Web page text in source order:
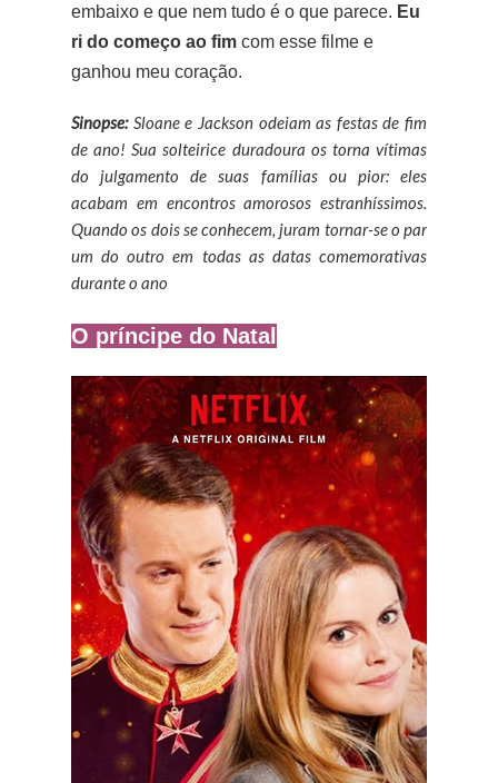
embaixo e que nem tudo é o que parece. Eu
ri do começo ao fim com esse filme e
ganhou meu coração.
Sinopse: Sloane e Jackson odeiam as festas de fim
de ano! Sua solteirice duradoura os torna vítimas
do julgamento de suas famílias ou pior: eles
acabam em encontros amorosos estranhíssimos.
Quando os dois se conhecem, juram tornar-se o par
um do outro em todas as datas comemorativas
durante o ano
O príncipe do Natal